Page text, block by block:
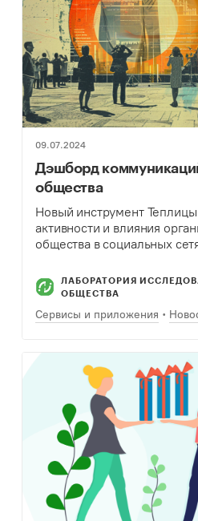
09.07.2024
Дэшборд
общества
Новый инструмент
активности и влияния
общества в социальных
ЛАБОРАТОРИЯ
ОБЩЕСТВА
Сервисы и приложения